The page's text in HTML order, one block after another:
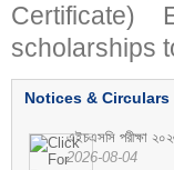
Certificate)
scholarships
Notices & Circulars
এইচএসসি পরীক্ষা
2026-08-04